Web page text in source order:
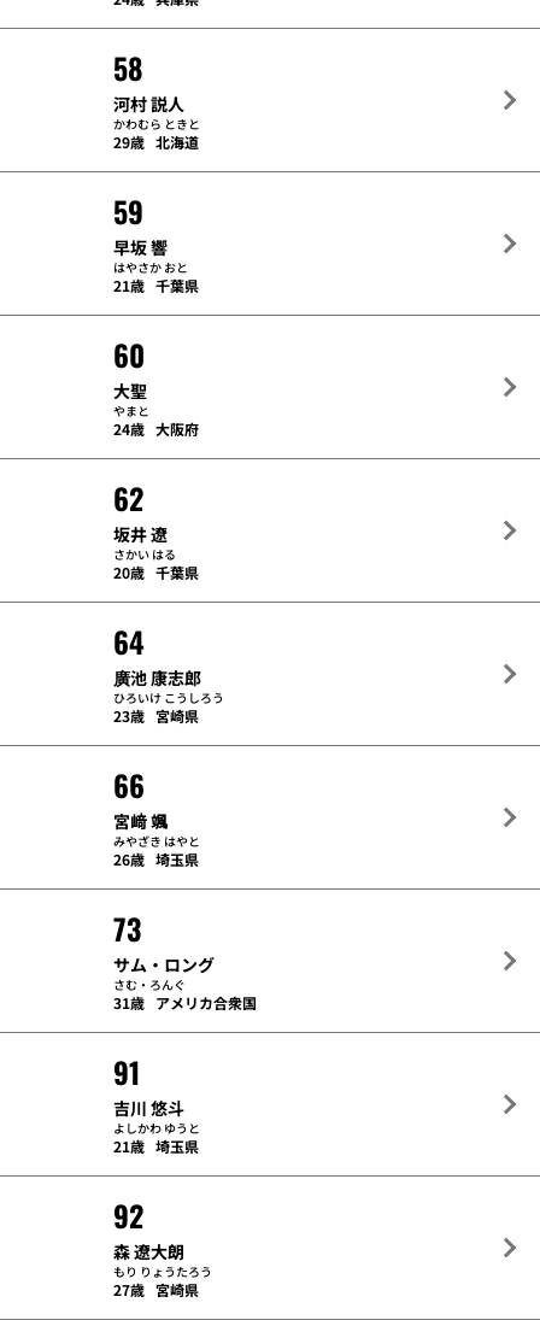
58
河村 説人
かわむら ときと
29歳 北海道
59
早坂 響
はやさか おと
21歳 千葉県
60
大聖
やまと
24歳 大阪府
62
坂井 遼
さかい はる
20歳 千葉県
64
廣池 康志郎
ひろいけ こうしろう
23歳 宮崎県
66
宮﨑 颯
みやざき はやと
26歳 埼玉県
73
サム・ロング
さむ・ろんぐ
31歳 アメリカ合衆国
91
吉川 悠斗
よしかわ ゆうと
21歳 埼玉県
92
森 遼大朗
もり りょうたろう
27歳 宮崎県